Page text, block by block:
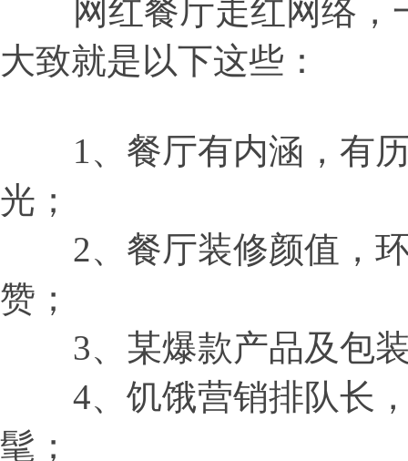
网红餐厅走红网络，
大致就是以下这些：
1、餐厅有内涵，有历
光；
2、餐厅装修颜值，环
赞；
3、某爆款产品及包装
4、饥饿营销排队长，
髦；